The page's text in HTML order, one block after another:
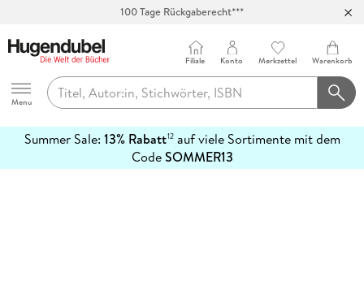
100 Tage Rückgaberecht***
Hugendubel
Menu
Filiale Konto Merkzettel Warenkorb
Summer Sale: 13% Rabatt12auf viele Sortimente mit dem
CodeSOMMER13
erfahren